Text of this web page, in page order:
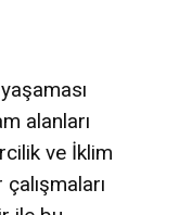
alanları
ve İklim